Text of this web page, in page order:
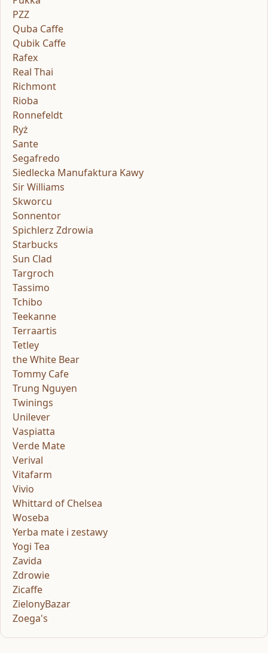
PZZ
Quba Caffe
Qubik Caffe
Rafex
Real Thai
Richmont
Rioba
Ronnefeldt
Ryż
Sante
Segafredo
Siedlecka Manufaktura Kawy
Sir Williams
Skworcu
Sonnentor
Spichlerz Zdrowia
Starbucks
Sun Clad
Targroch
Tassimo
Tchibo
Teekanne
Terraartis
Tetley
the White Bear
Tommy Cafe
Trung Nguyen
Twinings
Unilever
Vaspiatta
Verde Mate
Verival
Vitafarm
Vivio
Whittard of Chelsea
Woseba
Yerba mate i zestawy
Yogi Tea
Zavida
Zdrowie
Zicaffe
ZielonyBazar
Zoega's